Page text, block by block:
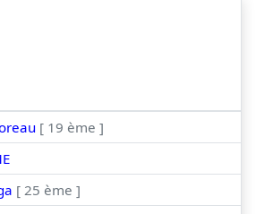
[ 19 ème ]
[ 25 ème ]